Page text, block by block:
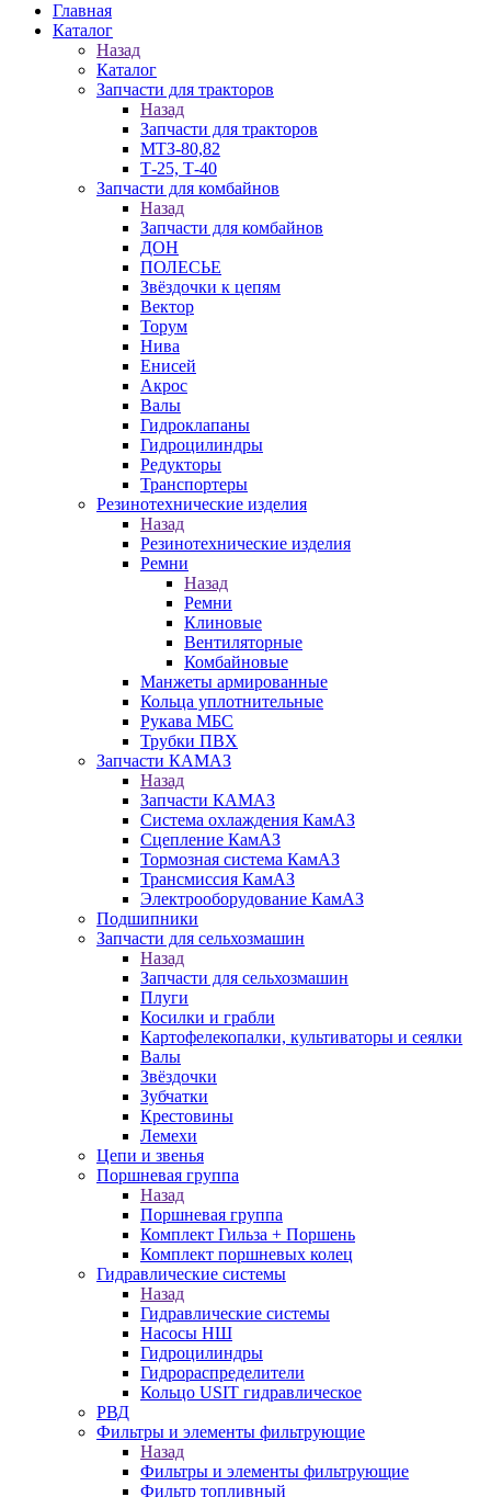
Главная
Каталог
Назад
Каталог
Запчасти для тракторов
Назад
Запчасти для тракторов
МТЗ-80,82
Т-25, Т-40
Запчасти для комбайнов
Назад
Запчасти для комбайнов
ДОН
ПОЛЕСЬЕ
Звёздочки к цепям
Вектор
Торум
Нива
Енисей
Акрос
Валы
Гидроклапаны
Гидроцилиндры
Редукторы
Транспортеры
Резинотехнические изделия
Назад
Резинотехнические изделия
Ремни
Назад
Ремни
Клиновые
Вентиляторные
Комбайновые
Манжеты армированные
Кольца уплотнительные
Рукава МБС
Трубки ПВХ
Запчасти КАМАЗ
Назад
Запчасти КАМАЗ
Система охлаждения КамАЗ
Сцепление КамАЗ
Тормозная система КамАЗ
Трансмиссия КамАЗ
Электрооборудование КамАЗ
Подшипники
Запчасти для сельхозмашин
Назад
Запчасти для сельхозмашин
Плуги
Косилки и грабли
Картофелекопалки, культиваторы и сеялки
Валы
Звёздочки
Зубчатки
Крестовины
Лемехи
Цепи и звенья
Поршневая группа
Назад
Поршневая группа
Комплект Гильза + Поршень
Комплект поршневых колец
Гидравлические системы
Назад
Гидравлические системы
Насосы НШ
Гидроцилиндры
Гидрораспределители
Кольцо USIT гидравлическое
РВД
Фильтры и элементы фильтрующие
Назад
Фильтры и элементы фильтрующие
Фильтр топливный